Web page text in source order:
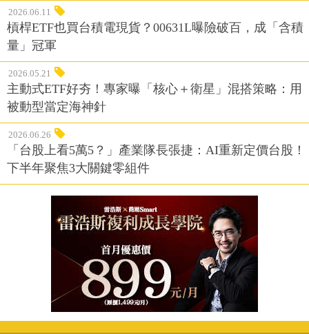
槓桿ETF也買台積電現貨？00631L曝險破百，成「含積
量」冠軍
主動式ETF好夯！專家曝「核心＋衛星」混搭策略：用
被動型當定海神針
「台股上看5萬5？」產業隊長張捷：AI重新定價台股！
下半年聚焦3大關鍵零組件
客戶服務專線：02-2510-8888傳真：02-2503-6989